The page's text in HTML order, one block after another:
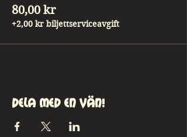
80,00 kr
+2,00 kr biljettserviceavgift
Dela med en vän!